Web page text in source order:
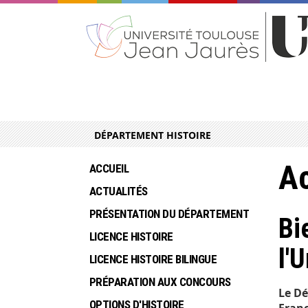
DÉPARTEMENT HISTOIRE
Le
ACCUEIL
ACTUALITÉS
PRÉSENTATION DU DÉPARTEMENT
LICENCE HISTOIRE
LICENCE HISTOIRE BILINGUE
PRÉPARATION AUX CONCOURS
OPTIONS D'HISTOIRE